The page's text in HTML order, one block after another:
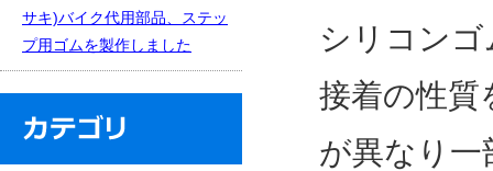
シリコン
接着の性質
が異なり一
サキ)バイク代用部品、ステッ
プ用ゴムを製作しました